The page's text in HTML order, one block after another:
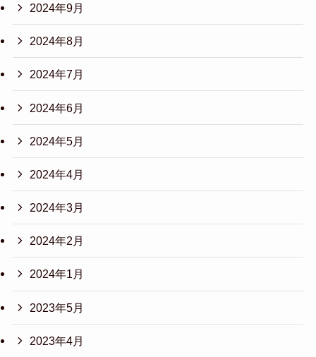
2024年9月
2024年8月
2024年7月
2024年6月
2024年5月
2024年4月
2024年3月
2024年2月
2024年1月
2023年5月
2023年4月